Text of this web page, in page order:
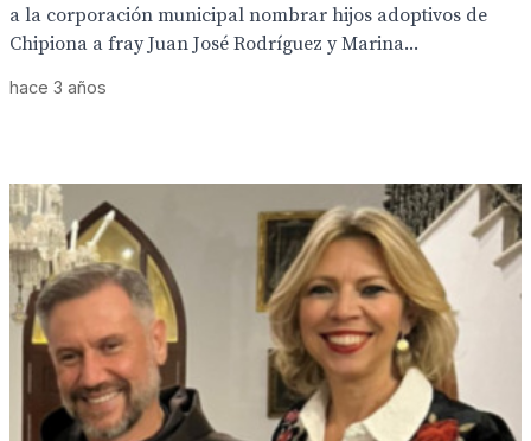
a la corporación municipal nombrar hijos adoptivos de
Chipiona a fray Juan José Rodríguez y Marina...
hace 3 años